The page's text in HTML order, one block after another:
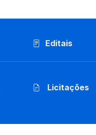
Editais
Licitações